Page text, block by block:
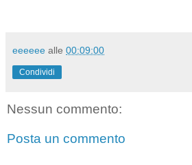
eeeeee alle 00:09:00
Condividi
Nessun commento:
Posta un commento